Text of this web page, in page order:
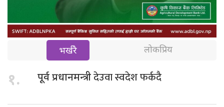
भर्खरै लोकप्रिय
१. पूर्व प्रधानमन्त्रीदेउवा स्वदेश फर्कदै